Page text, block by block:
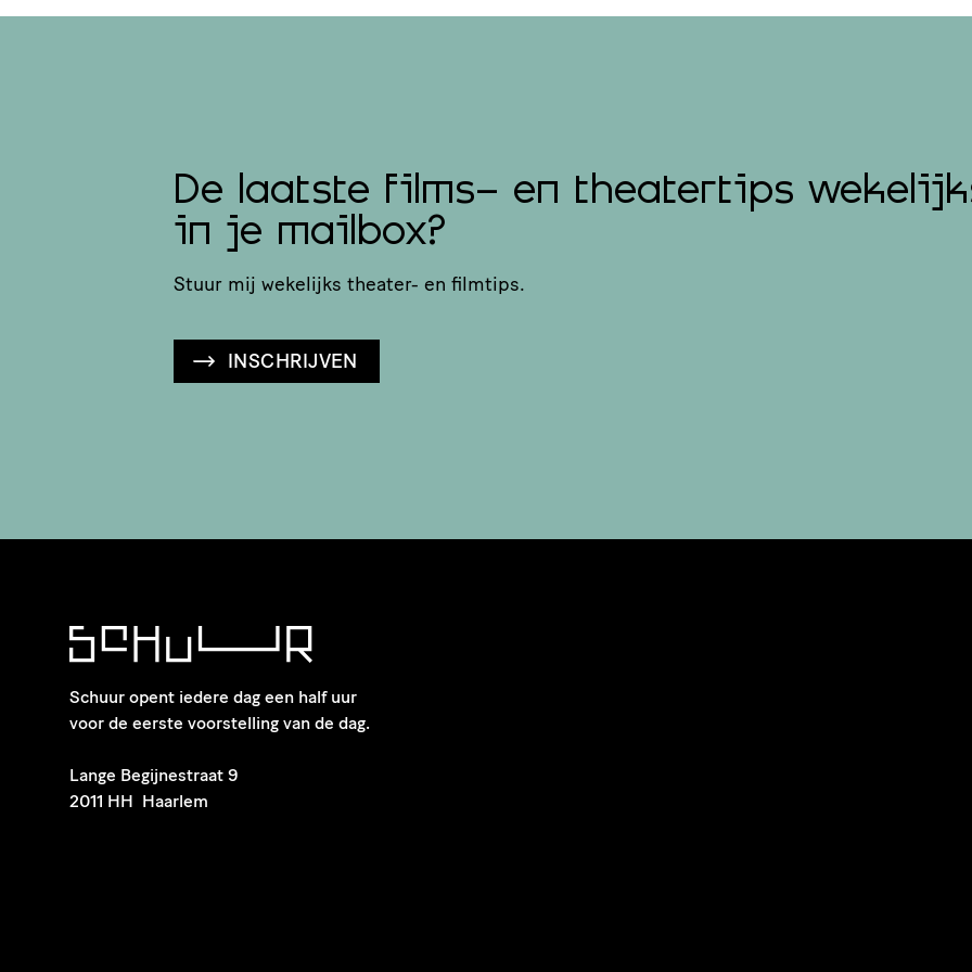
De laatste films- en theatertips
in je mailbox?
Stuur mij wekelijks theater- en filmtips.
INSCHRIJVEN
Schuur opent iedere dag een half uur
voor de eerste voorstelling van de dag.
​Lange Begijnestraat 9
2011 HH Haarlem